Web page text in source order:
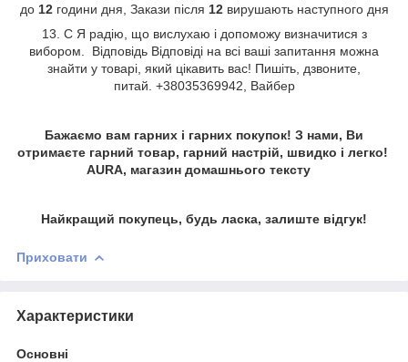
до 12години дня, Закази після 12 вирушають наступного дня
13. С Я радію, що вислухаю і допоможу визначитися з
вибором. Відповідь Відповіді на всі ваші запитання можна
знайти у товарі, який цікавить вас! Пишіть, дзвоните,
питай. +38035369942, Вайбер
Бажаємо вам гарних і гарних покупок! З нами, Ви
отримаєте гарний товар, гарний настрій, швидко і легко!
AURA, магазин домашнього тексту
Найкращий покупець, будь ласка, залиште відгук!
Приховати
Характеристики
Основні